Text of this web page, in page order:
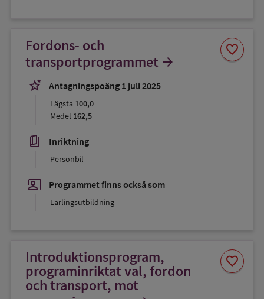
Fordons- och
transportprogrammet arrow_forward
stars_2
Antagningspoäng 1 juli 2025
Lägsta 100,0
Medel 162,5
book_5 Inriktning
Personbil
co_present Programmet finns också som
Lärlingsutbildning
favorite
Spara
som
Introduktionsprogram,
programinriktat val, fordon
och transport, mot
favorite
Spara
som